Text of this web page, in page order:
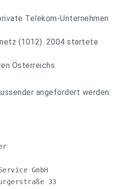
Telekom-Unternehmen
(1012). 2004 startete
Österreichs.
angefordert werden.
GmbH
33